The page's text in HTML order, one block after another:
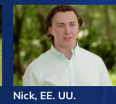
Nick, EE. UU.